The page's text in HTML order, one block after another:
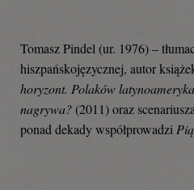
Tomasz Pindel (ur. 1976) –
hiszpańskojęzycznej, autor
horyzont. Polaków
nagrywa? (2011) oraz
ponad dekady współprowadzi